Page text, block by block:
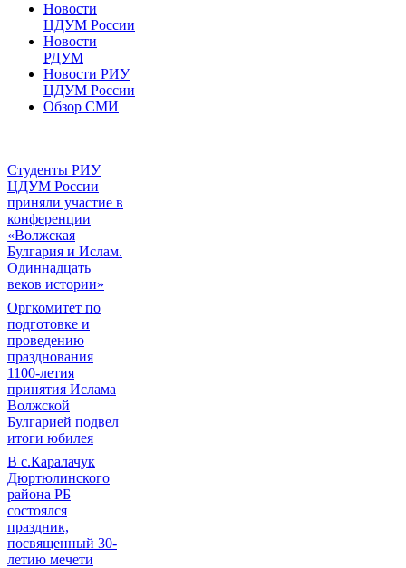
Новости
ЦДУМ России
Новости
РДУМ
Новости РИУ
ЦДУМ России
Обзор СМИ
Студенты РИУ
ЦДУМ России
приняли участие в
конференции
«Волжская
Булгария и Ислам.
Одиннадцать
веков истории»
Оргкомитет по
подготовке и
проведению
празднования
1100-летия
принятия Ислама
Волжской
Булгарией подвел
итоги юбилея
В с.Каралачук
Дюртюлинского
района РБ
состоялся
праздник,
посвященный 30-
летию мечети